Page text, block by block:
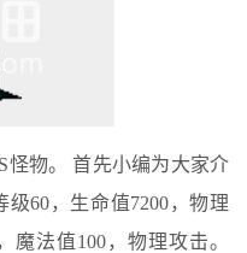
怪物。 首先小编为大家介
60，生命值7200，物理
魔法值100，物理攻击。